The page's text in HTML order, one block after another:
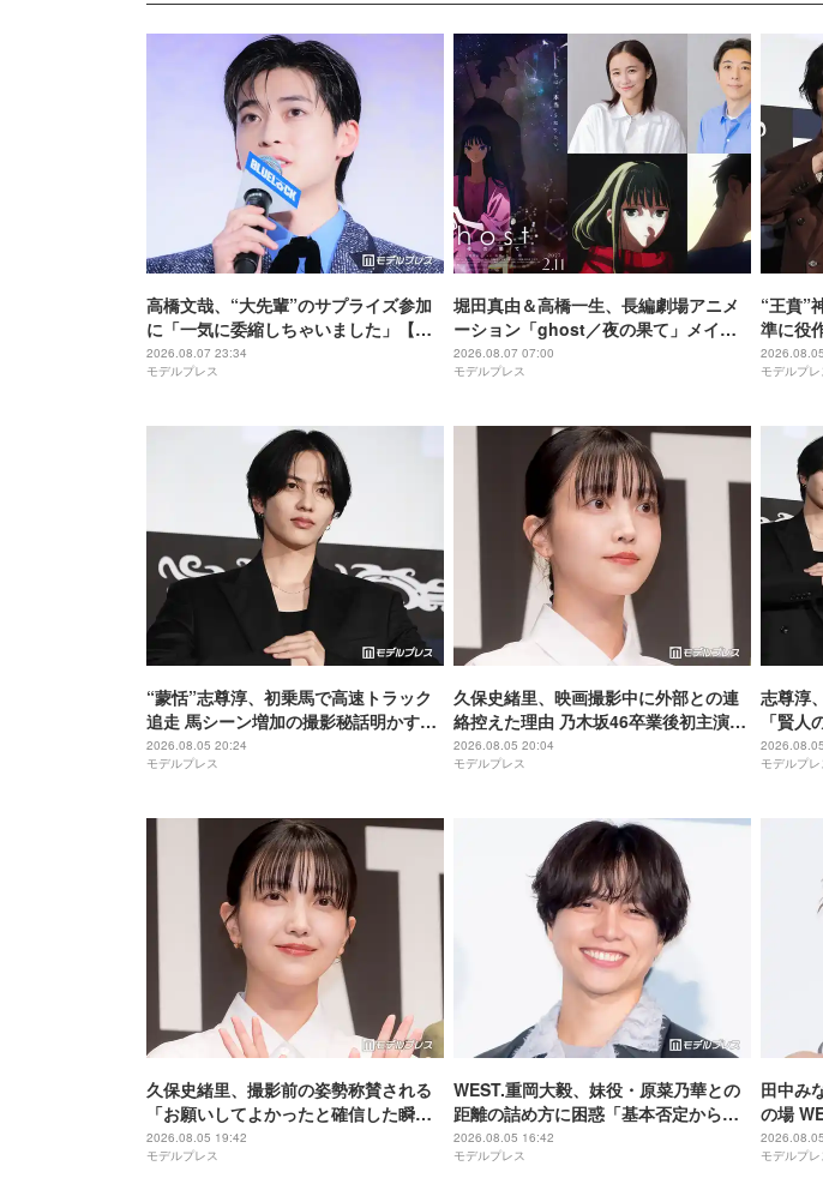
高橋文哉、“大先輩”のサプライズ参加
に「一気に委縮しちゃいました」【ブ
ルーロック】
2026.08.07 23:34
モデルプレス
堀田真由＆高橋一生、長編劇場アニメ
ーション「ghost／夜の果て」メイン
キャスト声優に決定「子どもの頃に抱
いていた言葉にはできない沢山の感情
2026.08.07 07:00
モデルプレス
“王賁”
準に役
説得力
戦】
モデルプレ
“蒙恬”志尊淳、初乗馬で高速トラック
追走 馬シーン増加の撮影秘話明かす
【キングダム 魂の決戦】
2026.08.05 20:24
モデルプレス
久保史緒里、映画撮影中に外部との連
絡控えた理由 乃木坂46卒業後初主演で
母親役に【世界は美しいと誰かが言っ
た】
2026.08.05 20:04
モデルプレス
志尊淳
「賢
る」“信
ム 魂の
モデルプレ
久保史緒里、撮影前の姿勢称賛される
「お願いしてよかったと確信した瞬
間」【世界は美しいと誰かが言った】
2026.08.05 19:42
モデルプレス
WEST.重岡大毅、妹役・原菜乃華との
距離の詰め方に困惑「基本否定から入
る会話をしてしまった」【5秒で完全犯
罪を生成する方法】
2026.08.05 16:42
モデルプレス
田中み
の場
「子役
全犯罪
モデルプレ